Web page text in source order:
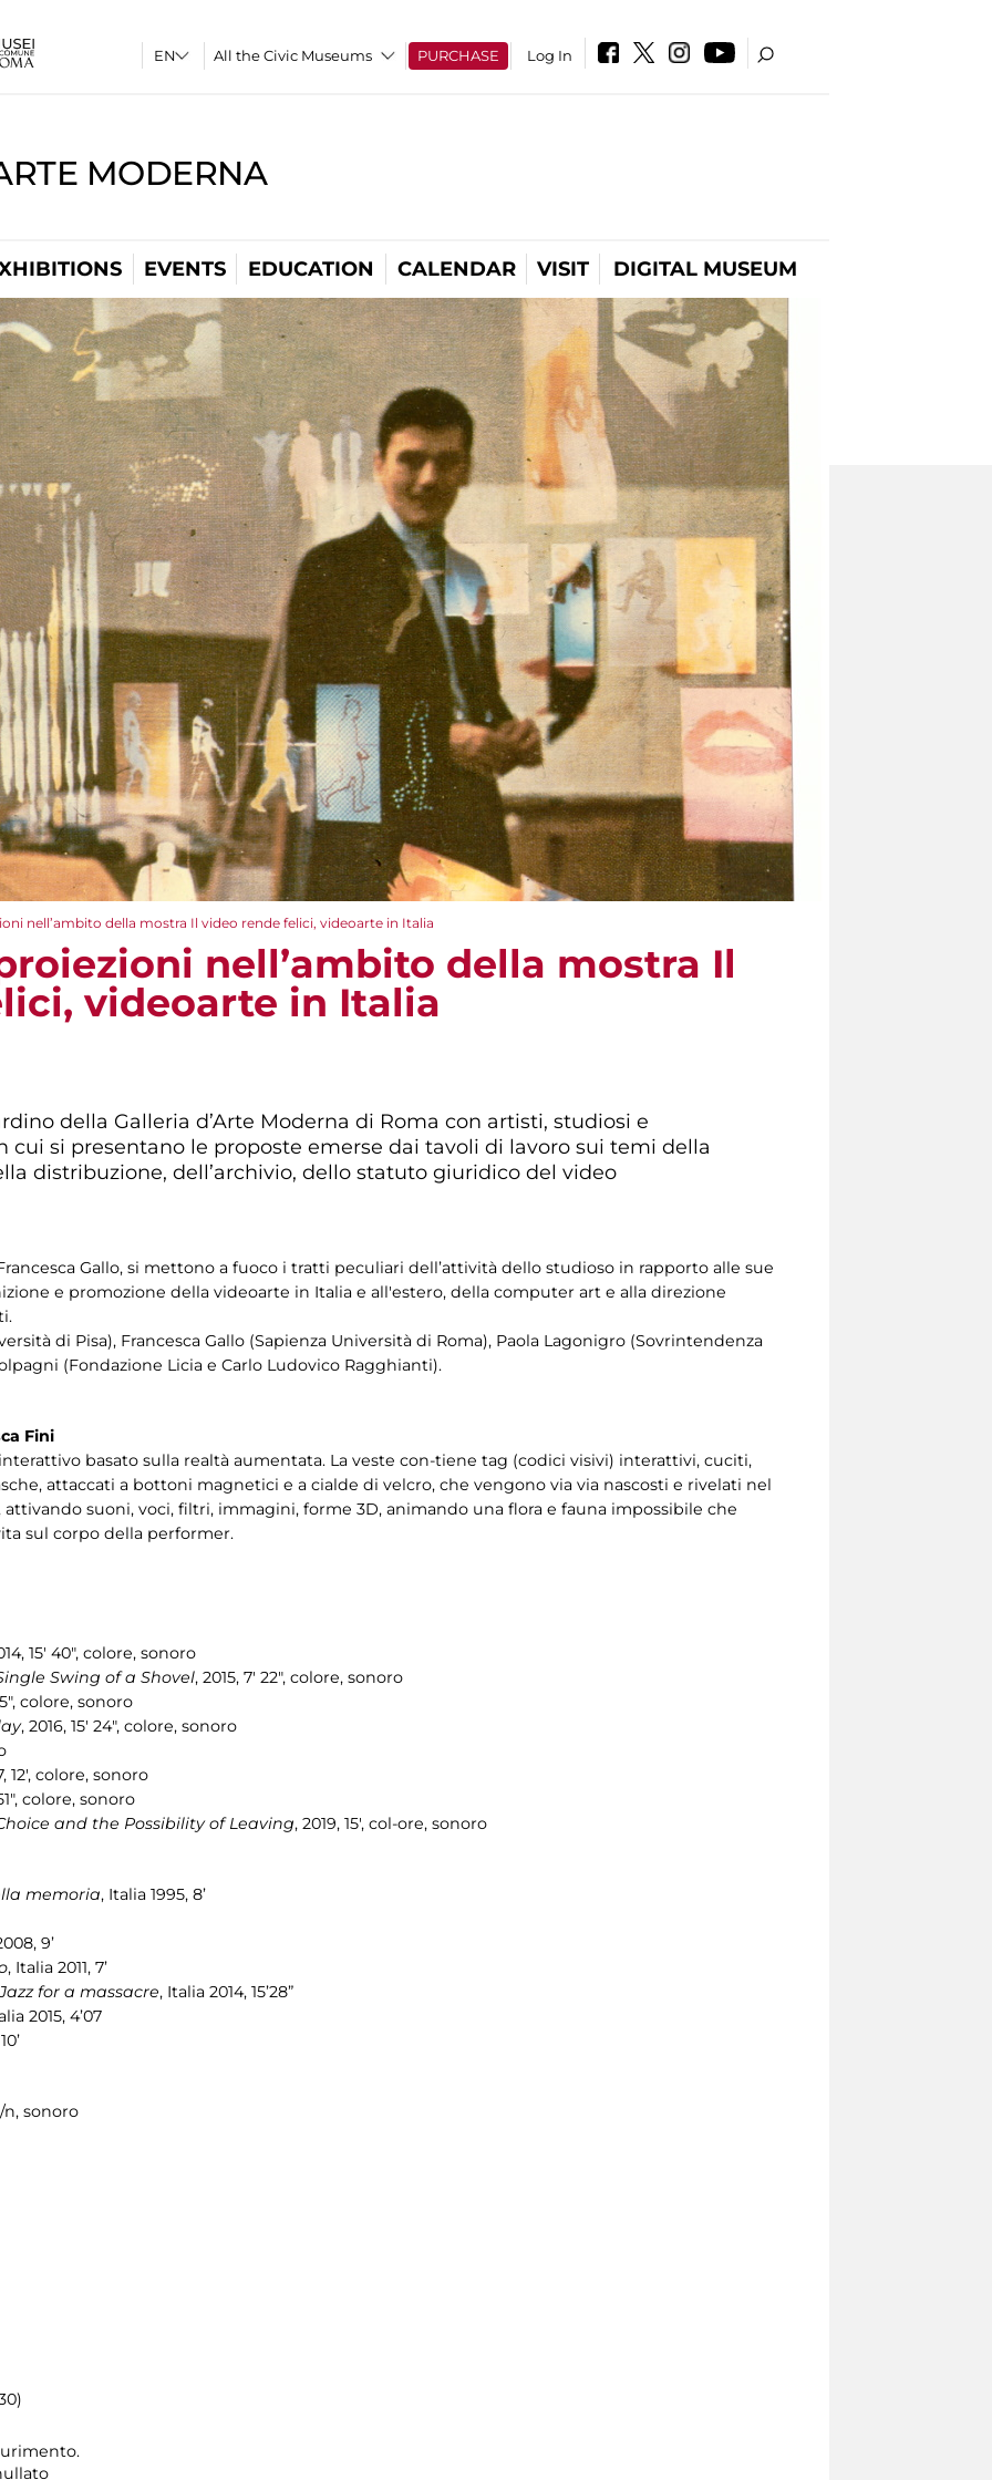
All the Civic Museums PURCHASE Log In
MODERNA
EVENTS EDUCATION CALENDAR VISIT DIGITAL MUSEUM
nell’ambito della mostra Il video rende felici, videoarte in Italia
nell’ambito della mostra Il
videoarte in Italia
della Galleria d’Arte Moderna di Roma con artisti, studiosi e
si presentano le proposte emerse dai tavoli di lavoro sui temi della
distribuzione, dell’archivio, dello statuto giuridico del video
Gallo, si mettono a fuoco i tratti peculiari dell’attività dello studioso in rapporto alle sue
e promozione della videoarte in Italia e all'estero, della computer art e alla direzione
di Pisa), Francesca Gallo (Sapienza Università di Roma), Paola Lagonigro (Sovrintendenza
(Fondazione Licia e Carlo Ludovico Ragghianti).
Fini
basato sulla realtà aumentata. La veste con-tiene tag (codici visivi) interattivi, cuciti,
attaccati a bottoni magnetici e a cialde di velcro, che vengono via via nascosti e rivelati nel
attivando suoni, voci, filtri, immagini, forme 3D, animando una flora e fauna impossibile che
sul corpo della performer.
15' 40", colore, sonoro
Swing of a Shovel, 2015, 7' 22", colore, sonoro
colore, sonoro
, 2016, 15' 24", colore, sonoro
12', colore, sonoro
colore, sonoro
and the Possibility of Leaving, 2019, 15', col-ore, sonoro
memoria, Italia 1995, 8’
9’
, Italia 2011, 7’
for a massacre, Italia 2014, 15’28”
2015, 4’07
n, sonoro